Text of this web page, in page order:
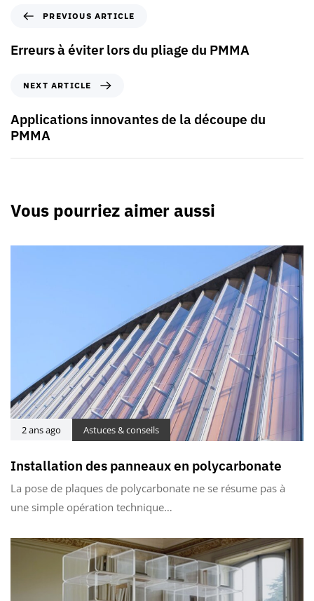
PREVIOUS ARTICLE
Erreurs à éviter lors du pliage du PMMA
NEXT ARTICLE
Applications innovantes de la découpe du
PMMA
Vous pourriez aimer aussi
2 ans ago Astuces & conseils
Installation des panneaux en polycarbonate
La pose de plaques de polycarbonate ne se résume pas à
une simple opération technique…